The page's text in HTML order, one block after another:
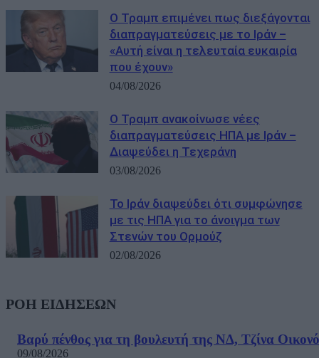
Ο Τραμπ επιμένει πως διεξάγονται
διαπραγματεύσεις με το Ιράν –
«Αυτή είναι η τελευταία ευκαιρία
που έχουν»
04/08/2026
Ο Τραμπ ανακοίνωσε νέες
διαπραγματεύσεις ΗΠΑ με Ιράν –
Διαψεύδει η Τεχεράνη
03/08/2026
Το Ιράν διαψεύδει ότι συμφώνησε
με τις ΗΠΑ για το άνοιγμα των
Στενών του Ορμούζ
02/08/2026
ΡΟΗ ΕΙΔΗΣΕΩΝ
Βαρύ πένθος για τη βουλευτή της ΝΔ, Τζίνα
09/08/2026